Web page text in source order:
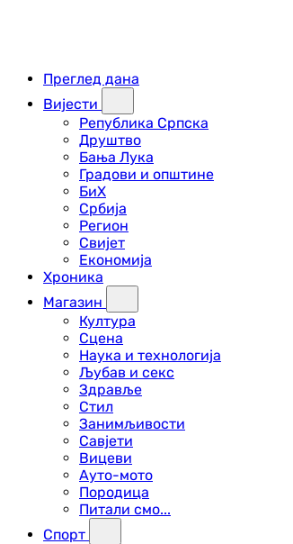
Преглед дана
Вијести
Република Српска
Друштво
Бања Лука
Градови и општине
БиХ
Србија
Регион
Свијет
Економија
Хроника
Магазин
Култура
Сцена
Наука и технологија
Љубав и секс
Здравље
Стил
Занимљивости
Савјети
Вицеви
Ауто-мото
Породица
Питали смо...
Спорт